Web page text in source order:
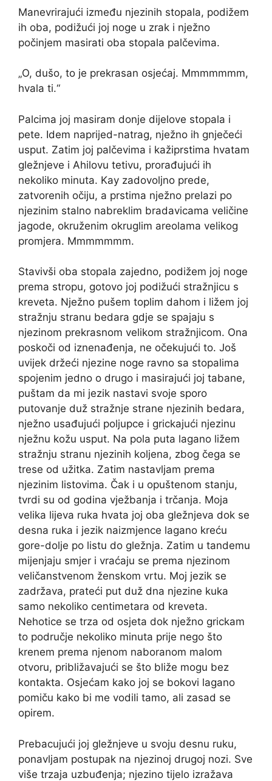
Manevrirajući između njezinih stopala, podižem
ih oba, podižući joj noge u zrak i nježno
počinjem masirati oba stopala palčevima.
„O, dušo, to je prekrasan osjećaj. Mmmmmmm,
hvala ti.“
Palcima joj masiram donje dijelove stopala i
pete. Idem naprijed-natrag, nježno ih gnječeći
usput. Zatim joj palčevima i kažiprstima hvatam
gležnjeve i Ahilovu tetivu, prorađujući ih
nekoliko minuta. Kay zadovoljno prede,
zatvorenih očiju, a prstima nježno prelazi po
njezinim stalno nabreklim bradavicama veličine
jagode, okruženim okruglim areolama velikog
promjera. Mmmmmmm.
Stavivši oba stopala zajedno, podižem joj noge
prema stropu, gotovo joj podižući stražnjicu s
kreveta. Nježno pušem toplim dahom i ližem joj
stražnju stranu bedara gdje se spajaju s
njezinom prekrasnom velikom stražnjicom. Ona
poskoči od iznenađenja, ne očekujući to. Još
uvijek držeći njezine noge ravno sa stopalima
spojenim jedno o drugo i masirajući joj tabane,
puštam da mi jezik nastavi svoje sporo
putovanje duž stražnje strane njezinih bedara,
nježno usađujući poljupce i grickajući njezinu
nježnu kožu usput. Na pola puta lagano ližem
stražnju stranu njezinih koljena, zbog čega se
trese od užitka. Zatim nastavljam prema
njezinim listovima. Čak i u opuštenom stanju,
tvrdi su od godina vježbanja i trčanja. Moja
velika lijeva ruka hvata joj oba gležnjeva dok se
desna ruka i jezik naizmjence lagano kreću
gore-dolje po listu do gležnja. Zatim u tandemu
mijenjaju smjer i vraćaju se prema njezinom
veličanstvenom ženskom vrtu. Moj jezik se
zadržava, prateći put duž dna njezine kuka
samo nekoliko centimetara od kreveta.
Nehotice se trza od osjeta dok nježno grickam
to područje nekoliko minuta prije nego što
krenem prema njenom naboranom malom
otvoru, približavajući se što bliže mogu bez
kontakta. Osjećam kako joj se bokovi lagano
pomiču kako bi me vodili tamo, ali zasad se
opirem.
Prebacujući joj gležnjeve u svoju desnu ruku,
ponavljam postupak na njezinoj drugoj nozi. Sve
više trzaja uzbuđenja; njezino tijelo izražava